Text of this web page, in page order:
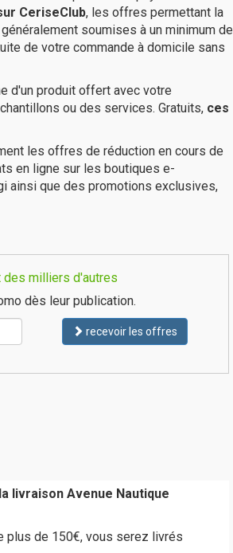
CeriseClub, les offres permettant la
soumises à un minimum de
de votre commande à domicile sans
d'un produit offert avec votre
ou des services. Gratuits, ces
les offres de réduction en cours de
en ligne sur les boutiques e-
ainsi que des promotions exclusives,
milliers d'autres
dès leur publication.
recevoir les offres
livraison Avenue Nautique
plus de 150€, vous serez livrés